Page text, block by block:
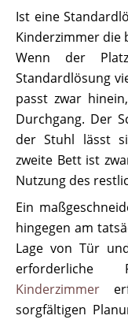
Ist eine
Kinderzimmer die
Wenn der
Standardlösung
passt zwar
Durchgang. Der
der Stuhl lässt
zweite Bett ist
Nutzung des
Ein
hingegen am
Lage von Tür
erforderliche
Kinderzimmer
sorgfältigen